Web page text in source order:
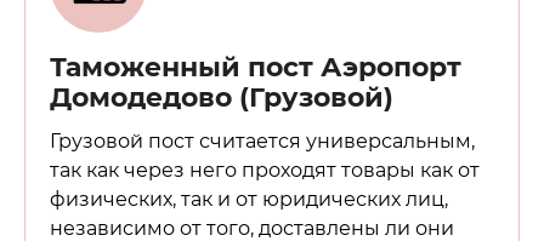
Таможенный пост Аэропорт
Домодедово (Грузовой)
Грузовой пост считается универсальным,
так как через него проходят товары как от
физических, так и от юридических лиц,
независимо от того, доставлены ли они